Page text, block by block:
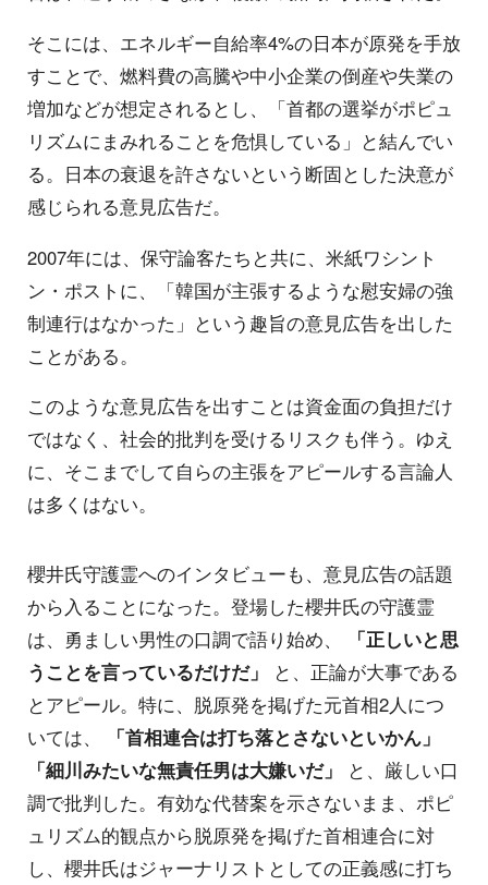
そこには、エネルギー自給率4%の日本が原発を手放
すことで、燃料費の高騰や中小企業の倒産や失業の
増加などが想定されるとし、「首都の選挙がポピュ
リズムにまみれることを危惧している」と結んでい
る。日本の衰退を許さないという断固とした決意が
感じられる意見広告だ。
2007年には、保守論客たちと共に、米紙ワシント
ン・ポストに、「韓国が主張するような慰安婦の強
制連行はなかった」という趣旨の意見広告を出した
ことがある。
このような意見広告を出すことは資金面の負担だけ
ではなく、社会的批判を受けるリスクも伴う。ゆえ
に、そこまでして自らの主張をアピールする言論人
は多くはない。
櫻井氏守護霊へのインタビューも、意見広告の話題
から入ることになった。登場した櫻井氏の守護霊
は、勇ましい男性の口調で語り始め、
「正しいと思
うことを言っているだけだ」
と、正論が大事である
とアピール。特に、脱原発を掲げた元首相2人につ
いては、
「首相連合は打ち落とさないといかん」
「細川みたいな無責任男は大嫌いだ」
と、厳しい口
調で批判した。有効な代替案を示さないまま、ポピ
ュリズム的観点から脱原発を掲げた首相連合に対
し、櫻井氏はジャーナリストとしての正義感に打ち